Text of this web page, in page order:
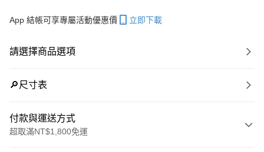
App 結帳可享專屬活動優惠價 立即下載
請選擇商品選項
🔎尺寸表
付款與運送方式
超取滿NT$1,800免運